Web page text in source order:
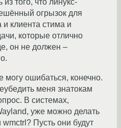
огрызок для
и клиента стима и
которые отлично
он не должен –
могу ошибаться, конечно.
меня знатокам
В системах,
уже можно делать
Пусть они будут